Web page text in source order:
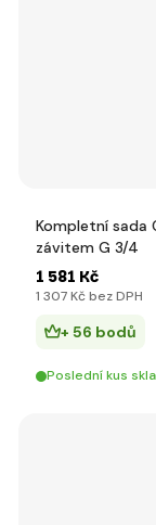
Kompletní sada
závitem G 3/4
1 581 Kč
1 307 Kč bez DPH
+ 56 bodů
Poslední kus